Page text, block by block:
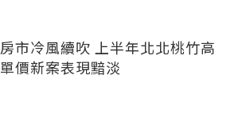
房市冷風續吹 上半年北北桃竹高
單價新案表現黯淡